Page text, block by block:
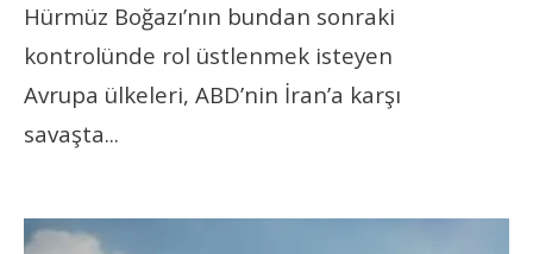
Hürmüz Boğazı’nın bundan sonraki
kontrolünde rol üstlenmek isteyen
Avrupa ülkeleri, ABD’nin İran’a karşı
savaşta...